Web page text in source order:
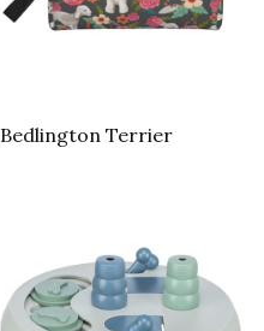
Bedlington Terrier